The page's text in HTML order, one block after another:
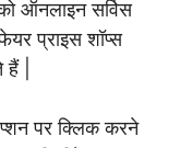
ऑनलाइन सर्विस
प्राइस शॉप्स
|
पर क्लिक करने